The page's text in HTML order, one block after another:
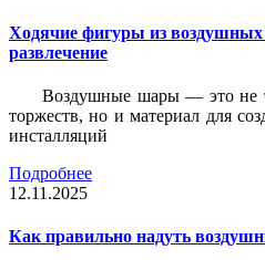
Ходячие фигуры из
развлечение
Воздушные шары — это не
торжеств, но и материал для
инсталляций
Подробнее
12.11.2025
Как правильно надуть